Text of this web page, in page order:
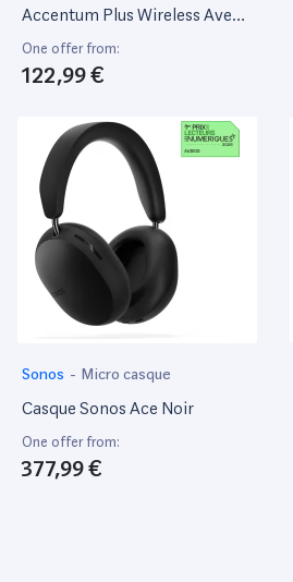
Accentum Plus Wireless Avec
Réduction De Bruit Noir
One offer from:
122,99 €
Sonos - Micro casque
Casque Sonos Ace Noir
One offer from:
377,99 €